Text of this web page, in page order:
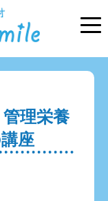
管理栄養
座